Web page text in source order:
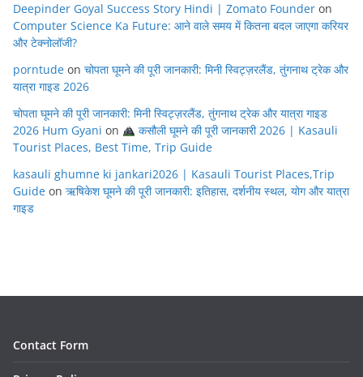
Deepinder Goyal Success Story Hindi | Zomato Founder on
Computer Science Ka Future: आने वाले समय में कितना बदल जाएगा करियर
और टेक्नोलॉजी?
porntude on चोपता घूमने की पूरी जानकारी: मिनी स्विट्ज़रलैंड, तुंगनाथ ट्रेक और
यात्रा गाइड 2026
चोपता घूमने की पूरी जानकारी: मिनी स्विट्ज़रलैंड, तुंगनाथ ट्रेक और यात्रा गाइड
2026 Hum Gyani on
कसौली घूमने की पूरी जानकारी 2026 | Kasauli
Tourist Places, Best Time, Trip Guide
kasauli ghumne ki jankari2026 | Kasauli Tourist Places,Trip
Guide on ऋषिकेश घूमने की पूरी जानकारी: इतिहास, दर्शनीय स्थल, योग और यात्रा
गाइड
Contact Form